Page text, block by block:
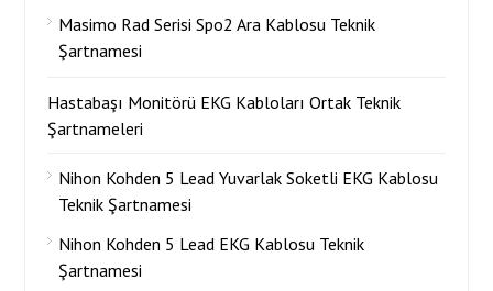
Masimo Rad Serisi Spo2 Ara Kablosu Teknik
Şartnamesi
Hastabaşı Monitörü EKG Kabloları Ortak Teknik
Şartnameleri
Nihon Kohden 5 Lead Yuvarlak Soketli EKG Kablosu
Teknik Şartnamesi
Nihon Kohden 5 Lead EKG Kablosu Teknik
Şartnamesi